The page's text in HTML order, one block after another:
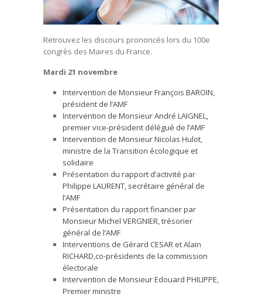
Retrouvez les discours prononcés lors du 100e
congrès des Maires du France.
Mardi 21 novembre
Intervention de Monsieur François BAROIN,
président de l’AMF
Intervention de Monsieur André LAIGNEL,
premier vice-président délégué de l’AMF
Intervention de Monsieur Nicolas Hulot,
ministre de la Transition écologique et
solidaire
Présentation du rapport d’activité par
Philippe LAURENT, secrétaire général de
l’AMF
Présentation du rapport financier par
Monsieur Michel VERGNIER, trésorier
général de l’AMF
Interventions de Gérard CESAR et Alain
RICHARD,co-présidents de la commission
électorale
Intervention de Monsieur Edouard PHILIPPE,
Premier ministre